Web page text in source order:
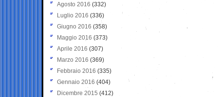
Agosto 2016 (332)
Luglio 2016 (336)
Giugno 2016 (358)
Maggio 2016 (373)
Aprile 2016 (307)
Marzo 2016 (369)
Febbraio 2016 (335)
Gennaio 2016 (404)
Dicembre 2015 (412)